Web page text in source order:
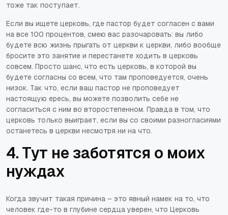
тоже так поступает.
Если вы ищете церковь, где пастор будет согласен с вами
на все 100 процентов, смею вас разочаровать: вы либо
будете всю жизнь прыгать от церкви к церкви, либо вообще
бросите это занятие и перестанете ходить в церковь
совсем. Просто шанс, что есть церковь, в которой вы
будете согласны со всем, что там проповедуется, очень
низок. Так что, если ваш пастор не проповедует
настоящую ересь, вы можете позволить себе не
согласиться с ним во второстепенном. Правда в том, что
церковь только выиграет, если вы со своими разногласиями
останетесь в церкви несмотря ни на что.
4. Тут не заботятся о моих
нуждах
Когда звучит такая причина – это явный намек на то, что
человек где-то в глубине сердца уверен, что Церковь